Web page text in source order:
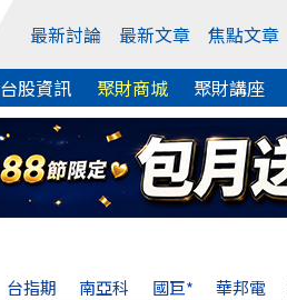
最新討論 最新文章 焦點文章
台股資訊 聚財商城 聚財講座
台指期 南亞科 國巨* 華邦電